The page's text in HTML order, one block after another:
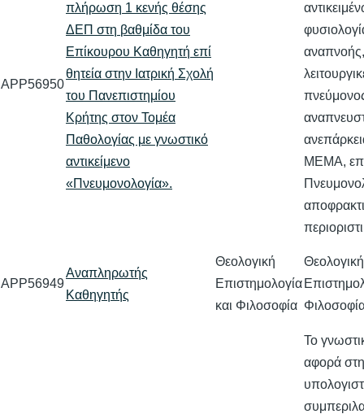
APP56950
πλήρωση 1 κενής θέσης
ΔΕΠ στη βαθμίδα του
Επίκουρου Καθηγητή επί
θητεία στην Ιατρική Σχολή
του Πανεπιστημίου
Κρήτης στον Τομέα
Παθολογίας με γνωστικό
αντικείμενο
«Πνευμονολογία».
αναπνοής,
ΜΕΜΑ,
APP56949
Αναπληρωτής
Καθηγητής
Θεολογική
Επιστημολογία
και Φιλοσοφία
Θεολογική
Το
αφορά